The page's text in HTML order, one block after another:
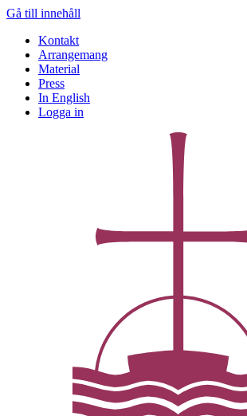
Gå till innehåll
Kontakt
Arrangemang
Material
Press
In English
Logga in